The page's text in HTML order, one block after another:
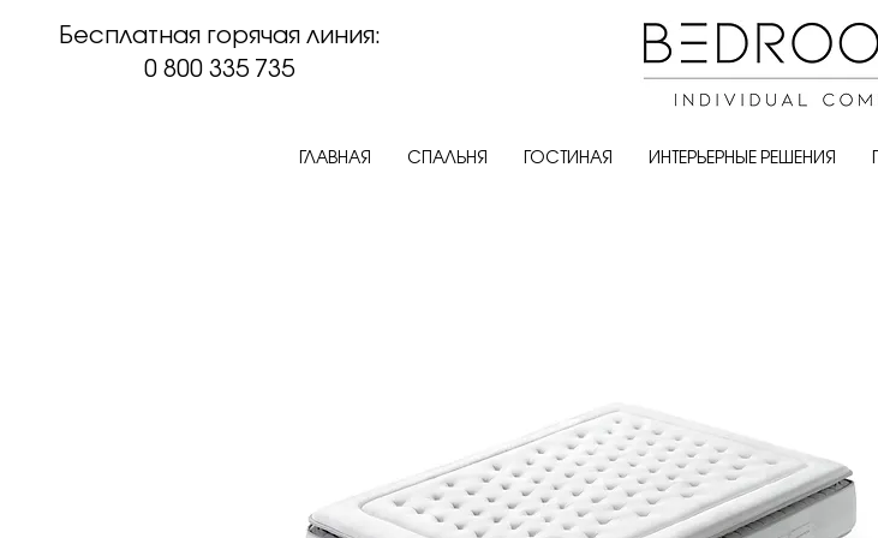
Бесплатная горячая линия:
0 800 335 735
ГЛАВНАЯ СПАЛЬНЯ ГОСТИНАЯ ИНТЕРЬЕРНЫЕ РЕШЕНИЯ